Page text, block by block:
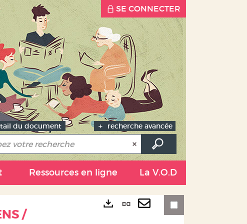
SE CONNECTER
recherche avancée
du document
Ressources en ligne La V.O.D
/
Lien